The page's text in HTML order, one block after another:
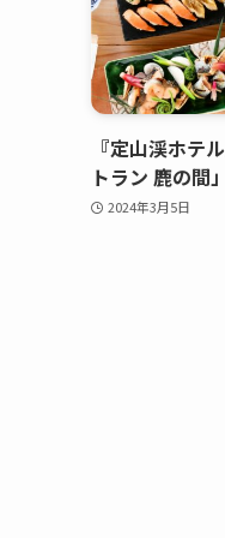
『定山渓ホテ
トラン 鹿の間
2024年3月5日